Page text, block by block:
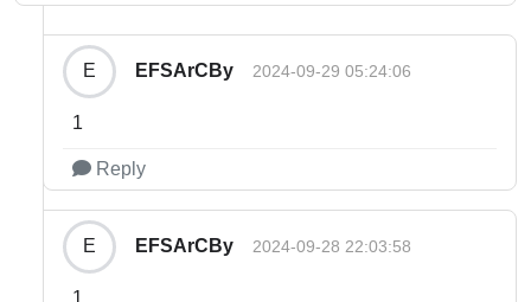
E EFSArCBy 2024-09-29 05:24:06
1
Reply
E EFSArCBy 2024-09-28 22:03:58
1